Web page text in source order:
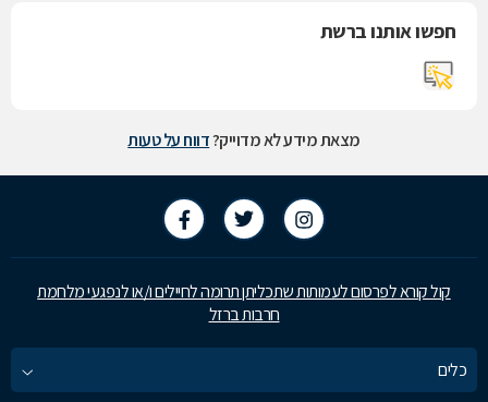
חפשו אותנו ברשת
מצאת מידע לא מדוייק?דווח על טעות
קול קורא לפרסום לעמותות שתכליתן תרומה לחיילים ו/או לנפגעי מלחמת
חרבות ברזל
כלים